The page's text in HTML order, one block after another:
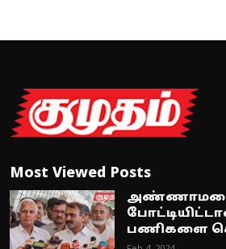
Most Viewed Posts
பணிகளை